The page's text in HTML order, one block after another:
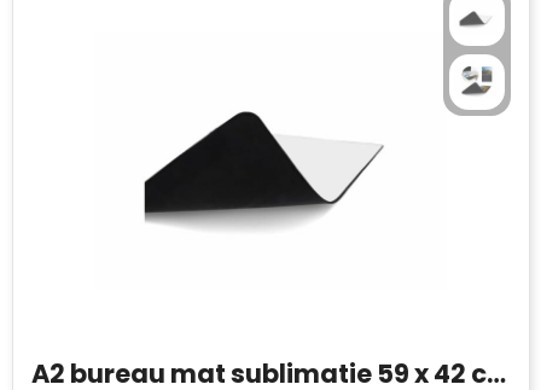
A2 bureau mat sublimatie 59 x 42 cm